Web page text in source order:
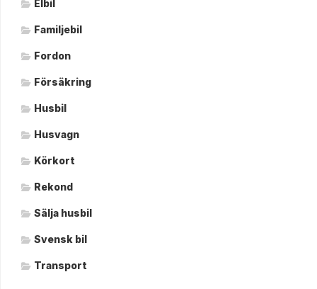
Elbil
Familjebil
Fordon
Försäkring
Husbil
Husvagn
Körkort
Rekond
Sälja husbil
Svensk bil
Transport